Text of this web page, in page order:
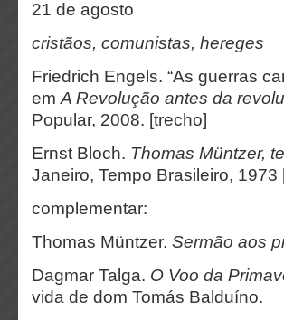
21 de agosto
cristãos, comunistas, hereges
Friedrich Engels. “As guerras
em A Revolução antes da
Popular, 2008. [trecho]
Ernst Bloch. Thomas Müntzer,
Janeiro, Tempo Brasileiro, 1973
complementar:
Thomas Müntzer. Sermão aos
Dagmar Talga. O Voo da
vida de dom Tomás Balduíno.